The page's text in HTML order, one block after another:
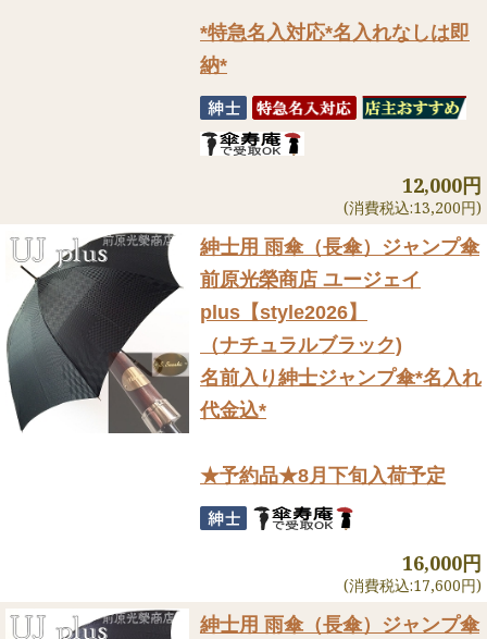
*特急名入対応*名入れなしは即
納*
12,000円
(消費税込:13,200円)
紳士用 雨傘（長傘）ジャンプ傘
前原光榮商店 ユージェイ
plus【style2026】
（ナチュラルブラック)
名前入り紳士ジャンプ傘*名入れ
代金込*
★予約品★8月下旬入荷予定
16,000円
(消費税込:17,600円)
紳士用 雨傘（長傘）ジャンプ傘